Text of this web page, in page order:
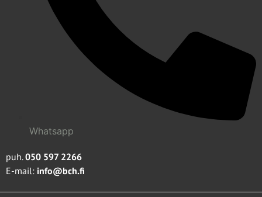
Whatsapp
puh.050 597 2266
E-mail: info@bch.fi